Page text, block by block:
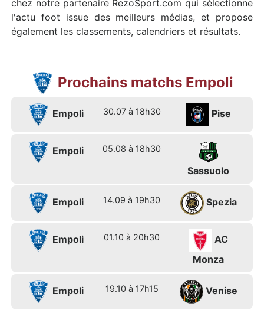
chez notre partenaire RezoSport.com qui sélectionne
l'actu foot issue des meilleurs médias, et propose
également les classements, calendriers et résultats.
Prochains matchs Empoli
Empoli 30.07 à 18h30 Pise
Empoli 05.08 à 18h30
Sassuolo
Empoli 14.09 à 19h30 Spezia
Empoli 01.10 à 20h30
AC
Monza
Empoli 19.10 à 17h15 Venise